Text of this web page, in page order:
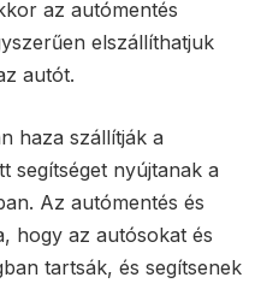
az autómentés
elszállíthatjuk
autót.
haza szállítják a
segítséget nyújtanak a
Az autómentés és
hogy az autósokat és
tartsák, és segítsenek